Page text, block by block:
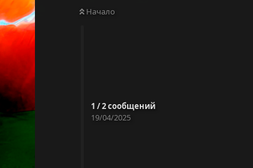
Начало
1 /2сообщений
19/04/2025